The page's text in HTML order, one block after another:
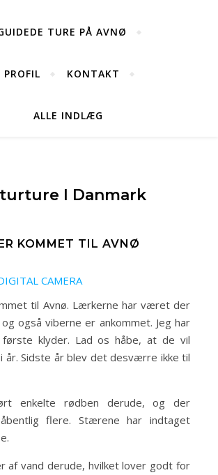
TURE PÅ AVNØ
PROFIL KONTAKT
ALLE INDLÆG
I Danmark
KOMMET TIL AVNØ
til Avnø. Lærkerne har været der
også viberne er ankommet. Jeg har
klyder. Lad os håbe, at de vil
år. Sidste år blev det desværre ikke til
enkelte rødben derude, og der
flere. Stærene har indtaget
af vand derude, hvilket lover godt for